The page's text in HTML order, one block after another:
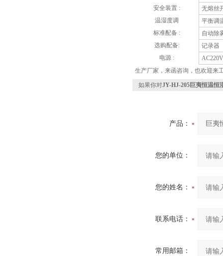
安全装置 :
无熔丝
温湿度调
平衡调
标准配备 :
自动除
选购配备:
记录器
电源 :
生产厂家，来函咨询，也欢迎来
如果你对JY-HJ-205巨夷恒温恒
产品：
您的单位：
您的姓名：
联系电话：
常用邮箱：